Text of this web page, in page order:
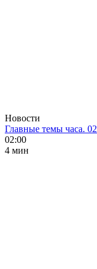
Новости
Главные темы часа.
02:00
4 мин